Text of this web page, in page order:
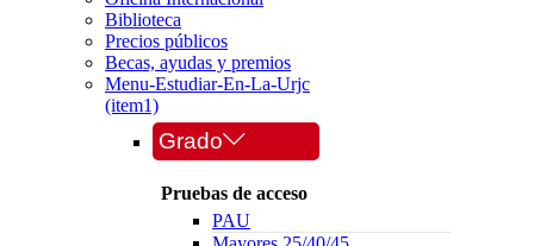
Biblioteca
Precios públicos
Becas, ayudas y premios
Menu-Estudiar-En-La-Urjc
(item1)
Grado
Pruebas de acceso
PAU